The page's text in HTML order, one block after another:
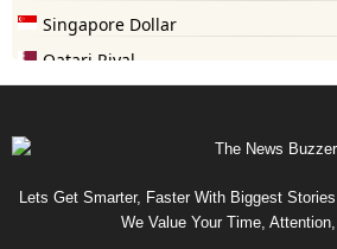
Lets Get Smarter, Faster With Biggest
We Value Your Time,